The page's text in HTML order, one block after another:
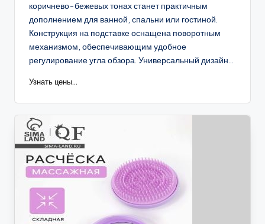
коричнево-бежевых тонах станет практичным
дополнением для ванной, спальни или гостиной.
Конструкция на подставке оснащена поворотным
механизмом, обеспечивающим удобное
регулирование угла обзора. Универсальный дизайн...
Узнать цены...